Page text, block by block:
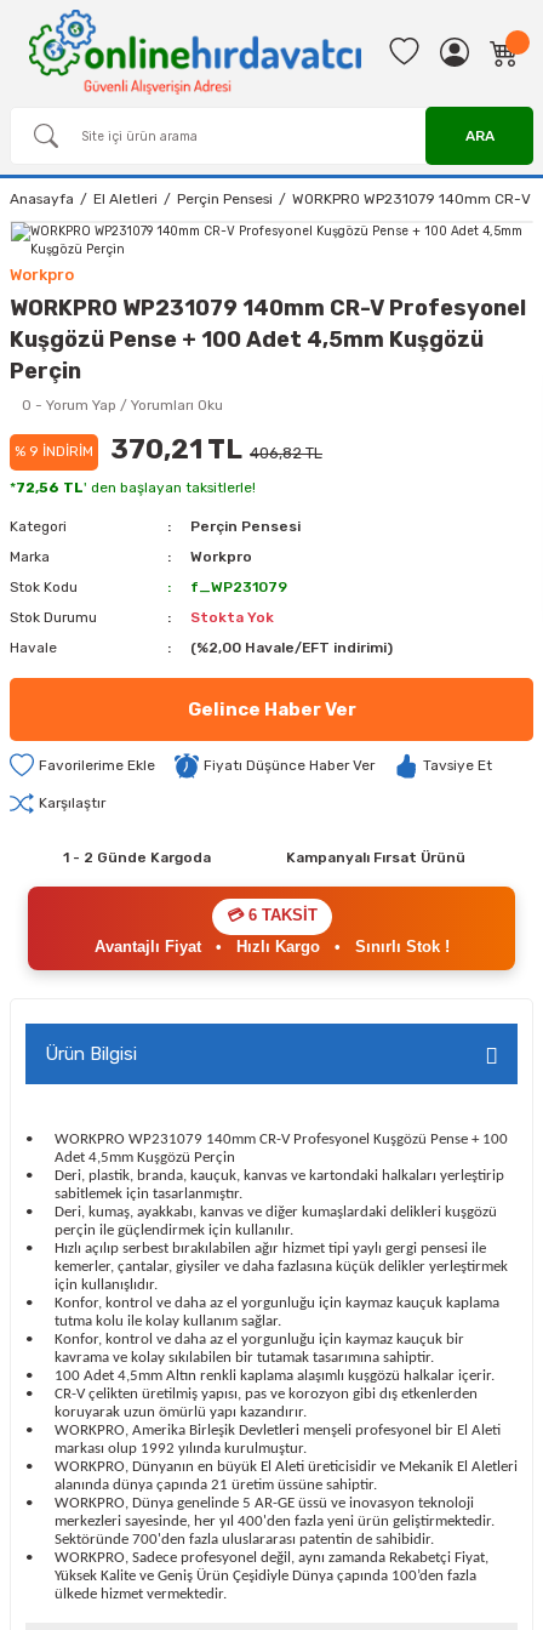
ARA
Anasayfa El Aletleri Perçin Pensesi WORKPRO WP231079 140mm CR-
Workpro
WORKPRO WP231079 140mm CR-V Profesyonel
Kuşgözü Pense + 100 Adet 4,5mm Kuşgözü
Perçin
0 - Yorum Yap / Yorumları Oku
% 9 İNDİRİM 370,21 TL 406,82 TL
*72,56 TL' den başlayan taksitlerle!
Kategori
Perçin Pensesi
Marka
Workpro
Stok Kodu
f_WP231079
Stok Durumu
Stokta Yok
Havale
(%2,00 Havale/EFT indirimi)
Gelince Haber Ver
Fiyatı Düşünce Haber Ver Tavsiye Et
Karşılaştır
1 - 2 Günde Kargoda Kampanyalı Fırsat Ürünü
💳 6 TAKSİT
Avantajlı Fiyat• Hızlı Kargo• Sınırlı Stok !
Ürün Bilgisi
•
WORKPRO WP231079 140mm CR-V Profesyonel Kuşgözü Pense + 100
Adet 4,5mm Kuşgözü Perçin
•
Deri, plastik, branda, kauçuk, kanvas ve kartondaki halkaları yerleştirip
sabitlemek için tasarlanmıştır.
•
Deri, kumaş, ayakkabı, kanvas ve diğer kumaşlardaki delikleri kuşgözü
perçin ile güçlendirmek için kullanılır.
•
Hızlı açılıp serbest bırakılabilen ağır hizmet tipi yaylı gergi pensesi ile
kemerler, çantalar, giysiler ve daha fazlasına küçük delikler yerleştirmek
için kullanışlıdır.
•
Konfor, kontrol ve daha az el yorgunluğu için kaymaz kauçuk kaplama
tutma kolu ile kolay kullanım sağlar.
•
Konfor, kontrol ve daha az el yorgunluğu için kaymaz kauçuk bir
kavrama ve kolay sıkılabilen bir tutamak tasarımına sahiptir.
•
100 Adet 4,5mm Altın renkli kaplama alaşımlı kuşgözü halkalar içerir.
•
CR-V çelikten üretilmiş yapısı, pas ve korozyon gibi dış etkenlerden
koruyarak uzun ömürlü yapı kazandırır.
•
WORKPRO, Amerika Birleşik Devletleri menşeli profesyonel bir El Aleti
markası olup 1992 yılında kurulmuştur.
•
WORKPRO, Dünyanın en büyük El Aleti üreticisidir ve Mekanik El Aletleri
alanında dünya çapında 21 üretim üssüne sahiptir.
•
WORKPRO, Dünya genelinde 5 AR-GE üssü ve inovasyon teknoloji
merkezleri sayesinde, her yıl 400'den fazla yeni ürün geliştirmektedir.
Sektöründe 700'den fazla uluslararası patentin de sahibidir.
•
WORKPRO, Sadece profesyonel değil, aynı zamanda Rekabetçi Fiyat,
Yüksek Kalite ve Geniş Ürün Çeşidiyle Dünya çapında 100’den fazla
ülkede hizmet vermektedir.